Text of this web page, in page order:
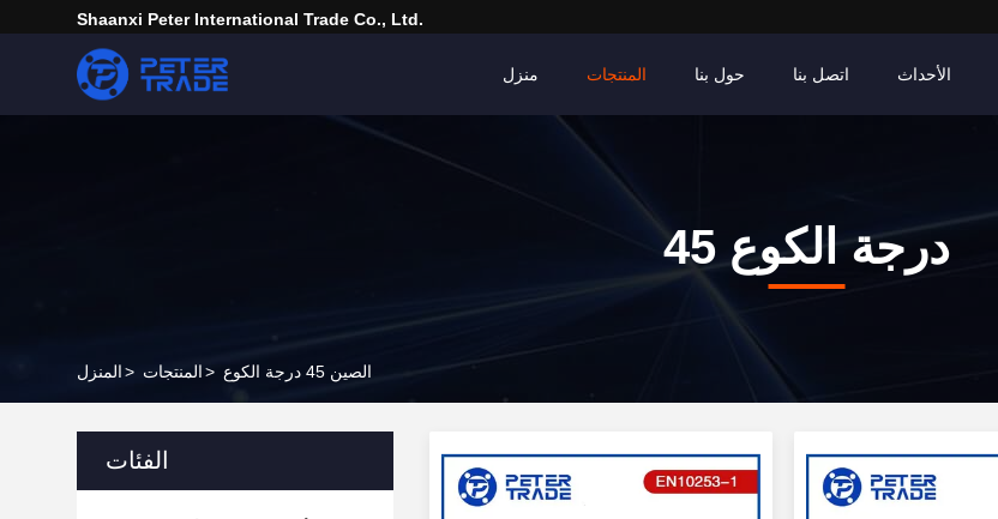
Shaanxi Peter International Trade Co., Ltd.
منزل المنتجات حول بنا اتصل بنا الأحداث
45 درجة الكوع
المنزل> المنتجات> الصين 45 درجة الكوع
الفئات